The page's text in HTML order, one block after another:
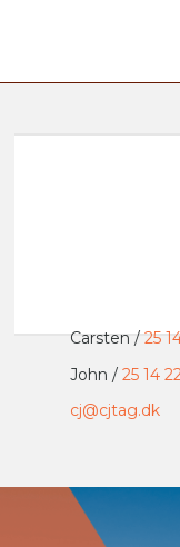
​Carsten /25
John / 25 14
cj@cjtag.dk